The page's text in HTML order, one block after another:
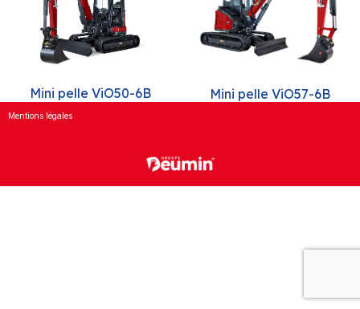
Mini pelle ViO50-6B Mini pelle ViO57-6B
Mentions légales